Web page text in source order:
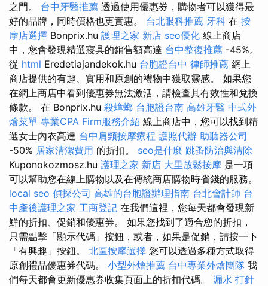
之門。 台中牙醫推薦 透過使用優惠券，購物者可以獲得最
好的品牌，同時價格也更實惠。 台北眼科推薦 牙科 在 按
摩店選擇 Bonprix.hu 護理之家 新店 seo優化 線上商店
中，您會發現精選寢具的銷售額高達 台中整復推薦 -45%。
從 html Eredetiajandekok.hu 台胞證台中 律師推薦 網上
商店提供的有趣、實用和原創的禮物中獲取靈感。 如果您
在網上商店中看到優惠券無法激活，請檢查其有效性和兌換
條款。 在 Bonprix.hu 殺蟑螂 台胞證台南 高雄牙醫 中式外
燴菜單 專業CPA Firm服務介紹 線上商店中，您可以找到精
選女士內衣高達 台中肩頸按摩療程 護照代辦 助聽器公司
-50% 居家清潔費用 的折扣。 seo是什麼 跳蚤防治與清除
Kuponokozmosz.hu 護理之家 新店 大里放鬆按摩 是一項
可以幫助您在線上購物以及在傳統商店購物時省錢的服務。
local seo 偵探公司 高雄的台胞證辦理指南 台北會計師 台
中產後護理之家 工商登記 在我們這裡，您每天都會發現新
鮮的折扣、促銷和優惠券。 如果您找到了適合您的折扣，
只需點擊「顯示代碼」按鈕，或者，如果是促銷，請按一下
「有興趣」按鈕。 北區按摩選擇 您可以透過多種方式取得
原創禮品優惠券代碼。 小型外燴推薦 台中專業外燴團隊 我
們每天都會更新優惠券收集頁面上的折扣代碼。 漏水 打針